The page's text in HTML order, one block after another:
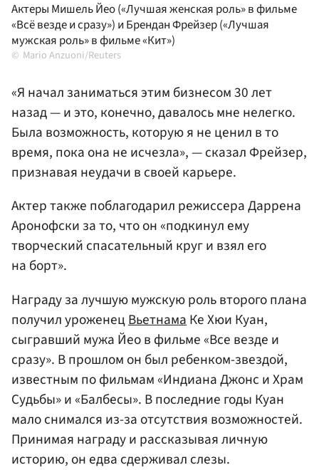
Актеры Мишель Йео («Лучшая женская роль» в фильме
«Всё везде и сразу») и Брендан Фрейзер («Лучшая
мужская роль» в фильме «Кит»)
Mario Anzuoni/Reuters
«Я начал заниматься этим бизнесом 30 лет
назад — и это, конечно, давалось мне нелегко.
Была возможность, которую я не ценил в то
время, пока она не исчезла», — сказал Фрейзер,
признавая неудачи в своей карьере.
Актер также поблагодарил режиссера Даррена
Аронофски за то, что он «подкинул ему
творческий спасательный круг и взял его
на борт».
Награду за лучшую мужскую роль второго плана
получил уроженецВьетнама Ке Хюи Куан,
сыгравший мужа Йео в фильме «Все везде и
сразу». В прошлом он был ребенком-звездой,
известным по фильмам «Индиана Джонс и Храм
Судьбы» и «Балбесы». В последние годы Куан
мало снимался из-за отсутствия возможностей.
Принимая награду и рассказывая личную
историю, он едва сдерживал слезы.